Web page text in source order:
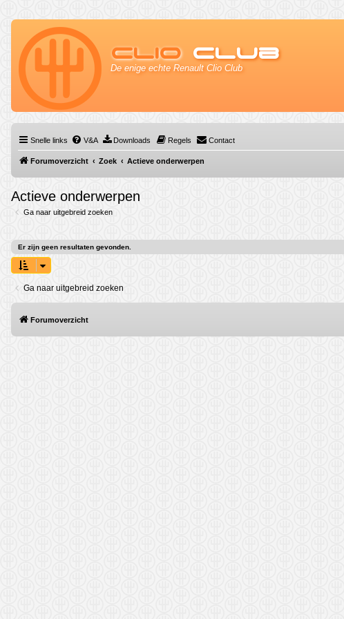
Clio Club
De enige echte Renault Clio Club
Snelle links V&A Downloads Regels Contact
Forumoverzicht Zoek Actieve onderwerpen
Actieve onderwerpen
Ga naar uitgebreid zoeken
Er zijn geen resultaten gevonden.
Ga naar uitgebreid zoeken
Forumoverzicht